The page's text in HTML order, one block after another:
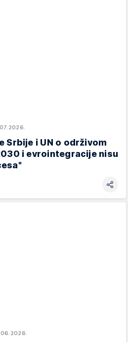
Srbije i UN o održivom
i evrointegracije nisu